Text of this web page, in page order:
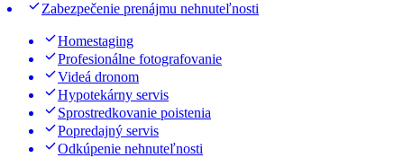
Zabezpečenie prenájmu nehnuteľnosti
Homestaging
Profesionálne fotografovanie
Videá dronom
Hypotekárny servis
Sprostredkovanie poistenia
Popredajný servis
Odkúpenie nehnuteľnosti